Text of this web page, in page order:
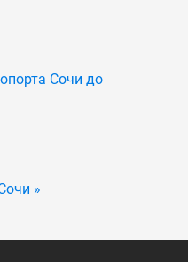
Сочи до
»